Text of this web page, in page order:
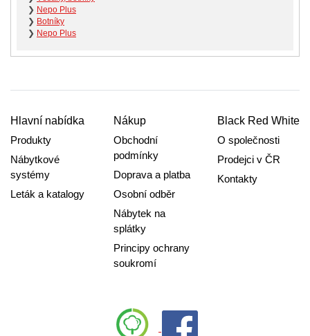
❯ Nepo Plus
❯ Botníky
❯ Nepo Plus
Hlavní nabídka
Produkty
Nábytkové
systémy
Leták a katalogy
Nákup
Obchodní
podmínky
Doprava a platba
Osobní odběr
Nábytek na
splátky
Principy ochrany
soukromí
Black Red White
O společnosti
Prodejci v ČR
Kontakty